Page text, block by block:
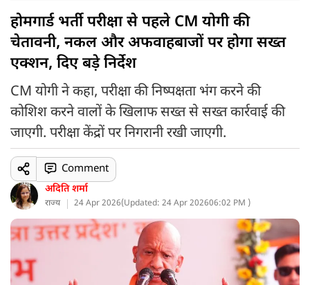
होमगार्ड भर्ती परीक्षा से पहले CM योगी की
चेतावनी, नकल और अफवाहबाजों पर होगा सख्त
एक्शन, दिए बड़े निर्देश
CM योगी ने कहा, परीक्षा की निष्पक्षता भंग करने की
कोशिश करने वालों के खिलाफ सख्त से सख्त कार्रवाई की
जाएगी. परीक्षा केंद्रों पर निगरानी रखी जाएगी.
अदिति शर्मा
राज्य 24 Apr 2026(Updated: 24 Apr 202606:02 PM )
Comment